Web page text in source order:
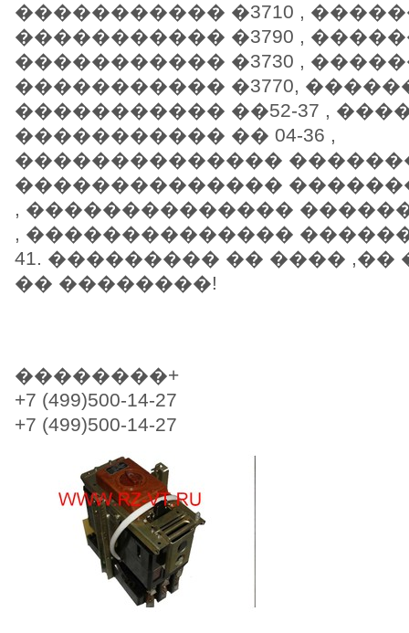
����������� �3710 ,
����������� �3790 ,
����������� �3730 ,
����������� �3770,
����������� ��52-37 ,
����������� �� 04-36 ,
��������������
��������������
, ��������������
, ��������������
41. ��������� �� ����
�� ��������!
��������+
+7 (499)500-14-27
+7 (499)500-14-27